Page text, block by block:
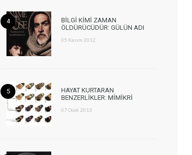
BİLGİ KİMİ ZAMAN
ÖLDÜRÜCÜDÜR: GÜLÜN ADI
05 Kasım 2012
HAYAT KURTARAN
BENZERLİKLER: MİMİKRİ
07 Ocak 2013